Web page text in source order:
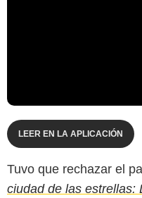
LEER EN LA APLICACIÓN
Tuvo que rechazar el
ciudad de las estrellas: